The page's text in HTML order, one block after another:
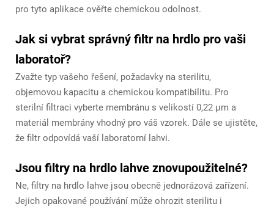
pro tyto aplikace ověřte chemickou odolnost.
Jak si vybrat správný filtr na hrdlo pro vaši
laboratoř?
Zvažte typ vašeho řešení, požadavky na sterilitu,
objemovou kapacitu a chemickou kompatibilitu. Pro
sterilní filtraci vyberte membránu s velikostí 0,22 μm a
materiál membrány vhodný pro váš vzorek. Dále se ujistěte,
že filtr odpovídá vaší laboratorní lahvi.
Jsou filtry na hrdlo lahve znovupoužitelné?
Ne, filtry na hrdlo lahve jsou obecně jednorázová zařízení.
Jejich opakované používání může ohrozit sterilitu i